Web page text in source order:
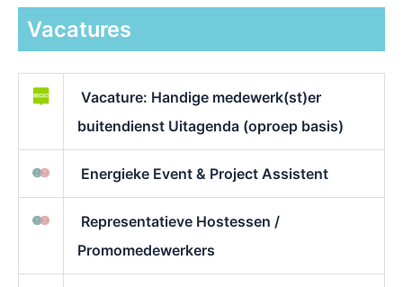
Vacatures
Vacature: Handige medewerk(st)er
buitendienst Uitagenda (oproep basis)
Energieke Event & Project Assistent
Representatieve Hostessen /
Promomedewerkers